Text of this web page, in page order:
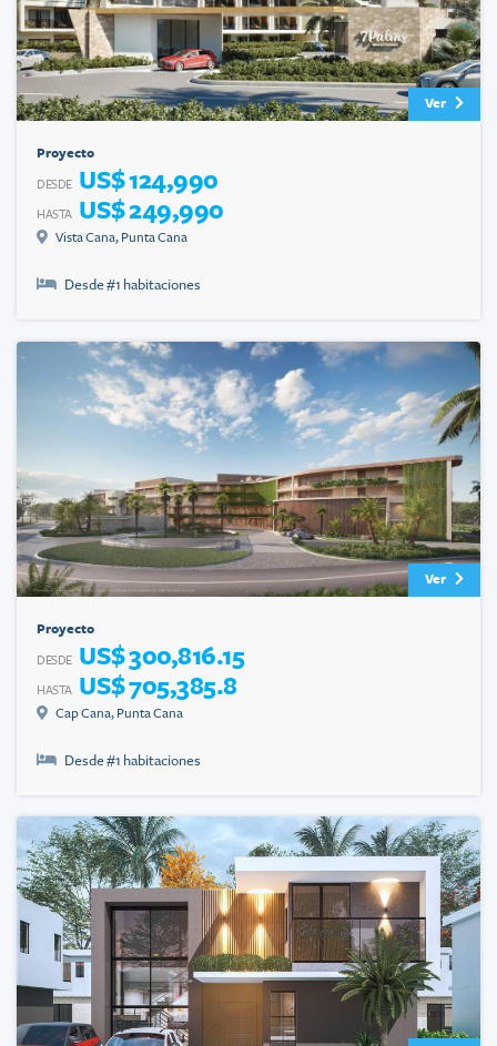
Ver
Proyecto
DESDE US$ 124,990
HASTA US$ 249,990
Vista Cana, Punta Cana
Desde #1 habitaciones
Ver
Proyecto
DESDE US$ 300,816.15
HASTA US$ 705,385.8
Cap Cana, Punta Cana
Desde #1 habitaciones